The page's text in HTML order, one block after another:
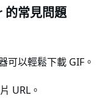
常見問題
可以輕鬆下載 GIF。
URL。